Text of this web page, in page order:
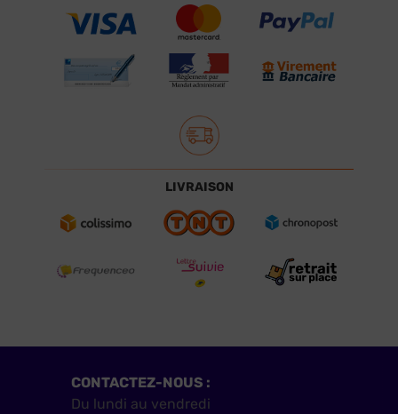
LIVRAISON
CONTACTEZ-NOUS :
Du lundi au vendredi